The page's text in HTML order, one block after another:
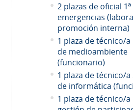
2 plazas de oficial
emergencias
promoción interna)
1 plaza de técnico/
de medioambiente
(funcionario)
1 plaza de técnico/
de informática
1 plaza de técnico/a